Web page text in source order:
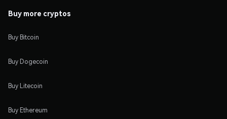
Buy more cryptos
Buy Bitcoin
Buy Dogecoin
Buy Litecoin
Buy Ethereum